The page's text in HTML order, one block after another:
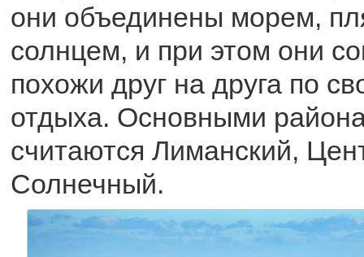
они объединены морем,
солнцем, и при этом они
похожи друг на друга по
отдыха. Основными
считаются Лиманский,
Солнечный.